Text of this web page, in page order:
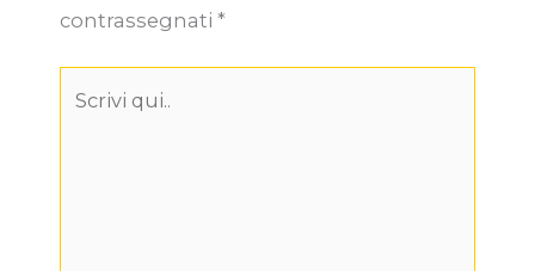
contrassegnati *